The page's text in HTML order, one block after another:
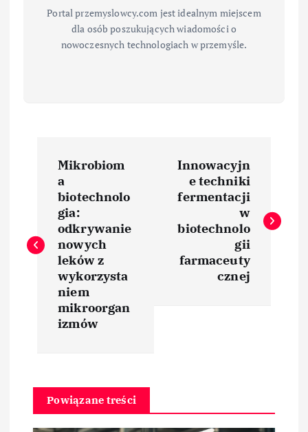
Portal przemyslowcy.com jest idealnym miejscem
dla osób poszukujących wiadomości o
nowoczesnych technologiach w przemyśle.
i
a
Mikrobiom
a
biotechnolo
gia:
odkrywanie
nowych
leków z
wykorzysta
niem
mikroorgan
izmów
Innowacyjn
e techniki
fermentacji
w
biotechnolo
gii
farmaceuty
cznej
Powiązane treści